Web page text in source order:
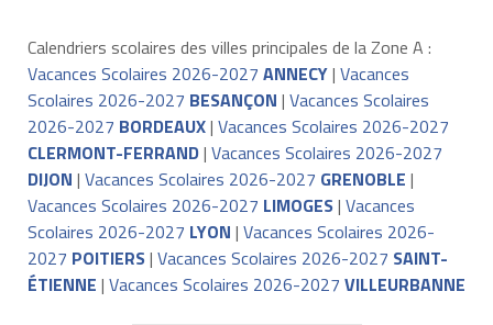
Calendriers scolaires des villes principales de la Zone A :
Vacances Scolaires 2026-2027 ANNECY| Vacances
Scolaires 2026-2027 BESANÇON | Vacances Scolaires
2026-2027 BORDEAUX| Vacances Scolaires 2026-2027
CLERMONT-FERRAND| Vacances Scolaires 2026-2027
DIJON | Vacances Scolaires 2026-2027 GRENOBLE |
Vacances Scolaires 2026-2027 LIMOGES| Vacances
Scolaires 2026-2027 LYON | Vacances Scolaires 2026-
2027 POITIERS| Vacances Scolaires 2026-2027 SAINT-
ÉTIENNE | Vacances Scolaires 2026-2027 VILLEURBANNE